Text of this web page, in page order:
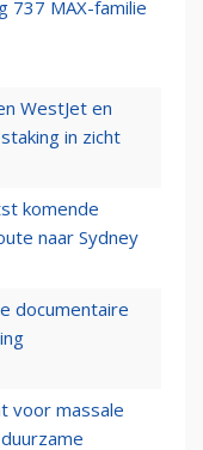
737 MAX-familie
WestJet en
in zicht
komende
naar Sydney
documentaire
voor massale